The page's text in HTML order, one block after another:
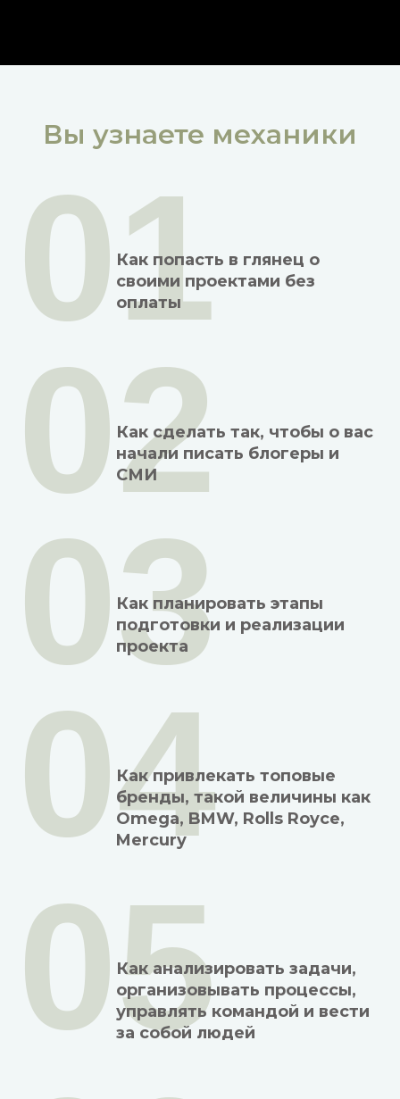
Вы узнаете механики
Как попасть в глянец о
своими проектами без
оплаты
01
Как сделать так, чтобы о вас
начали писать блогеры и
СМИ
02
Как планировать этапы
подготовки и реализации
проекта
03
Как привлекать топовые
бренды, такой величины как
Omega, BMW, Rolls Royce,
Mercury
04
Как анализировать задачи,
организовывать процессы,
управлять командой и вести
за собой людей
05